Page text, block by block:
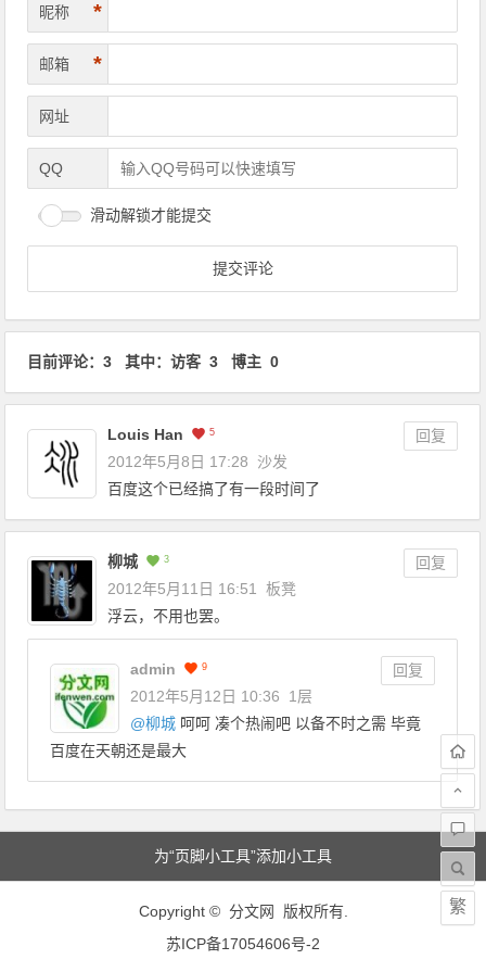
昵称 *
邮箱 *
网址
QQ
滑动解锁才能提交
目前评论：3 其中：访客 3 博主 0
Louis Han 5
回复
2012年5月8日 17:28
沙发
百度这个已经搞了有一段时间了
柳城 3
回复
2012年5月11日 16:51
板凳
浮云，不用也罢。
admin 9
回复
2012年5月12日 10:36
1层
@柳城 呵呵 凑个热闹吧 以备不时之需 毕竟
百度在天朝还是最大
为“页脚小工具”添加小工具
Copyright © 分文网 版权所有.
苏ICP备17054606号-2
繁